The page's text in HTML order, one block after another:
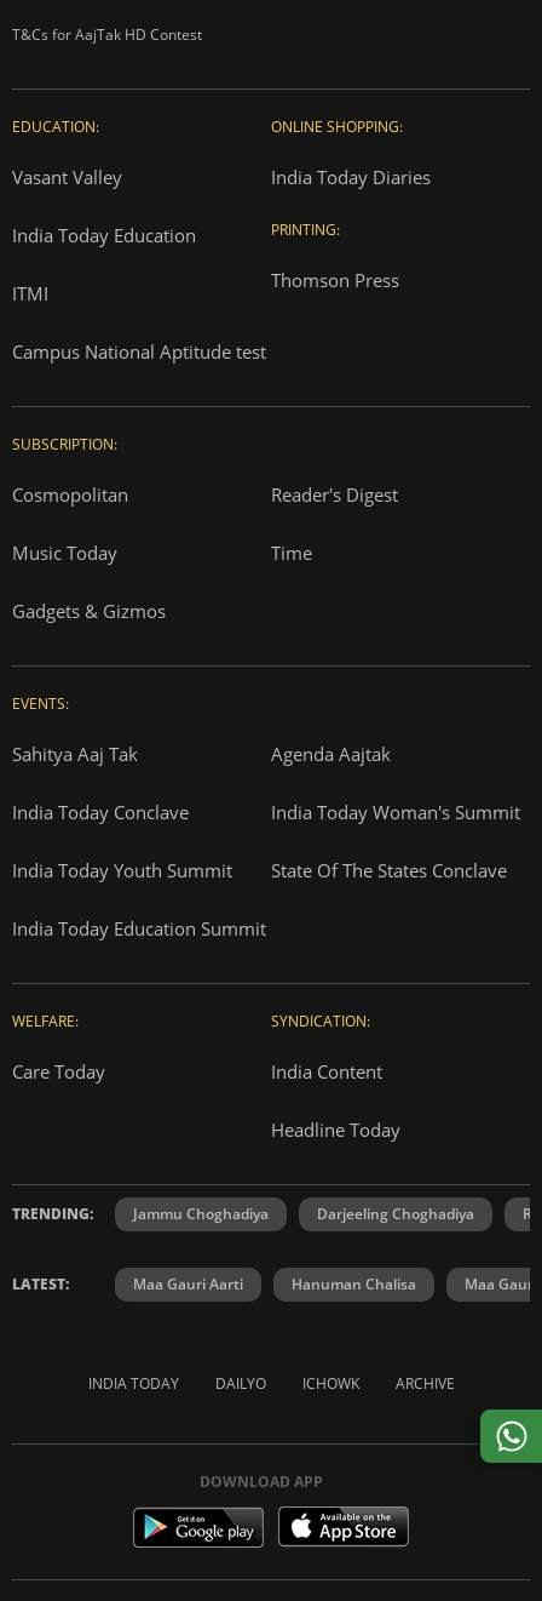
T&Cs for AajTak HD Contest
EDUCATION:
Vasant Valley
India Today Education
ITMI
Campus National Aptitude test
ONLINE SHOPPING:
India Today Diaries
PRINTING:
Thomson Press
SUBSCRIPTION:
Cosmopolitan Reader's Digest
Music Today Time
Gadgets & Gizmos
EVENTS:
Sahitya Aaj Tak Agenda Aajtak
India Today Conclave India Today Woman's Summit
India Today Youth Summit State Of The States Conclave
India Today Education Summit
WELFARE:
Care Today
SYNDICATION:
India Content
Headline Today
TRENDING: Jammu Choghadiya Darjeeling Choghadiya
LATEST: Maa Gauri Aarti Hanuman Chalisa Maa Gauri
INDIA TODAY DAILYO ICHOWK ARCHIVE
DOWNLOAD APP